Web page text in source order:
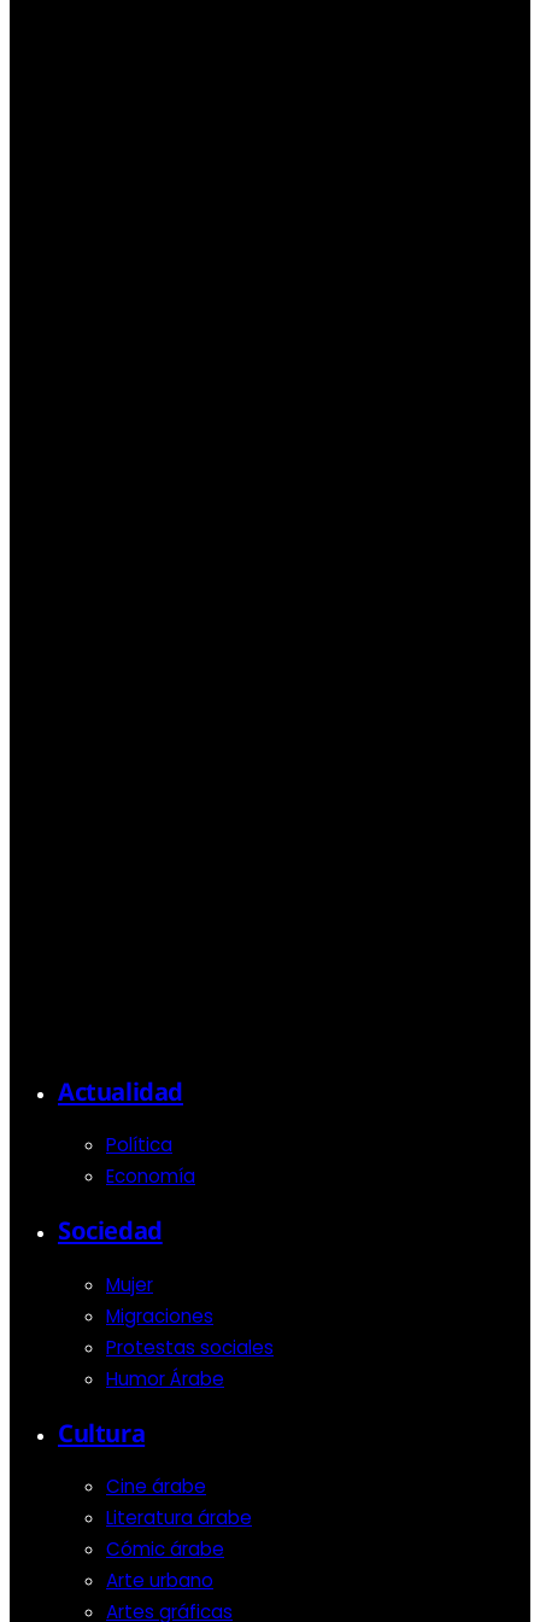
Actualidad
Política
Economía
Sociedad
Mujer
Migraciones
Protestas sociales
Humor Árabe
Cultura
Cine árabe
Literatura árabe
Cómic árabe
Arte urbano
Artes gráficas